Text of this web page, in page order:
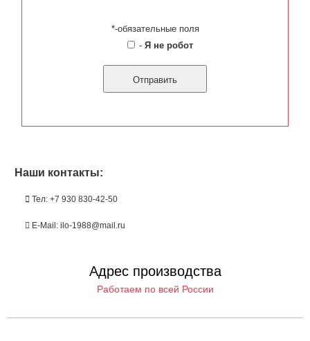
*-обязательные поля
- Я не робот
Наши контакты:
Тел: +7 930 830-42-50
E-Mail: ilo-1988@mail.ru
Адрес производства
Работаем по всей России